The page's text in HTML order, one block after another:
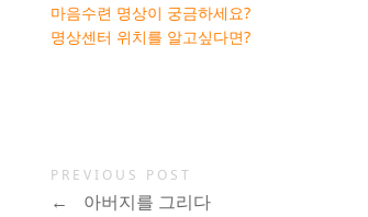
마음수련 명상이 궁금하세요?
명상센터 위치를 알고싶다면?
PREVIOUS POST
← 아버지를 그리다